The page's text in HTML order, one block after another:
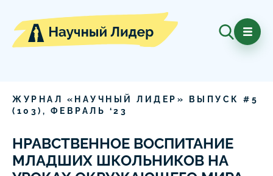
ЖУРНАЛ «НАУЧНЫЙ ЛИДЕР» ВЫПУСК # 5
( 103), ФЕВРАЛЬ ‘23
НРАВСТВЕННОЕ ВОСПИТАНИЕ
МЛАДШИХ ШКОЛЬНИКОВ НА